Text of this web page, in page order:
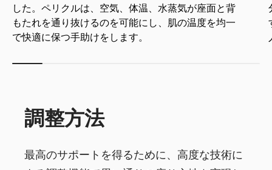
した。ペリクルは、空気、体温、水蒸気が座面と背
もたれを通り抜けるのを可能にし、肌の温度を均一
で快適に保つ手助けをします。
調整方法
最高のサポートを得るために、高度な技術に